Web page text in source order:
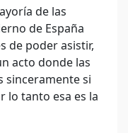
de las
de España
de poder asistir,
acto donde las
sinceramente si
lo tanto esa es la